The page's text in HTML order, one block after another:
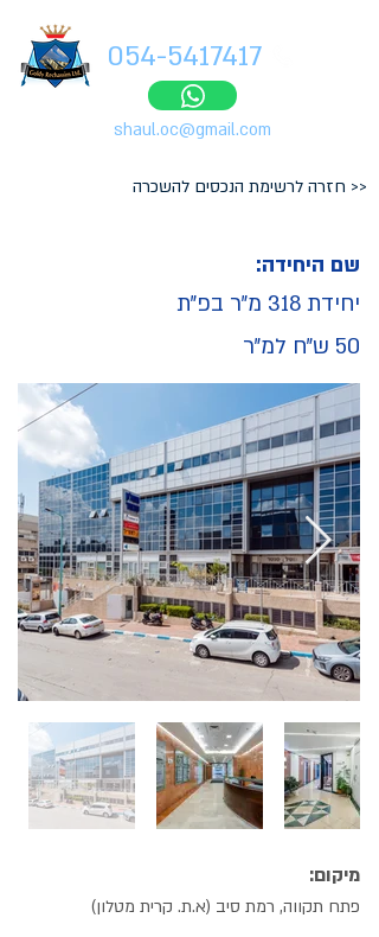
054-5417417
shaul.oc@gmail.com
<< חזרה לרשימת הנכסים להשכרה
שם היחידה:
יחידת 318 מ״ר בפ״ת
50 ש״ח למ״ר
מיקום:
פתח תקווה, רמת סיב (א.ת. קרית מטלון)